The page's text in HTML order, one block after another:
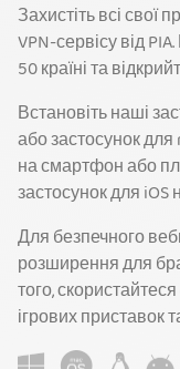
Захистіть всі
VPN-сервісу від
50 країні та
Встановіть наші
або застосунок
на смартфон або
застосунок для iOS
Для безпечного
розширення для
того,
ігрових приставок